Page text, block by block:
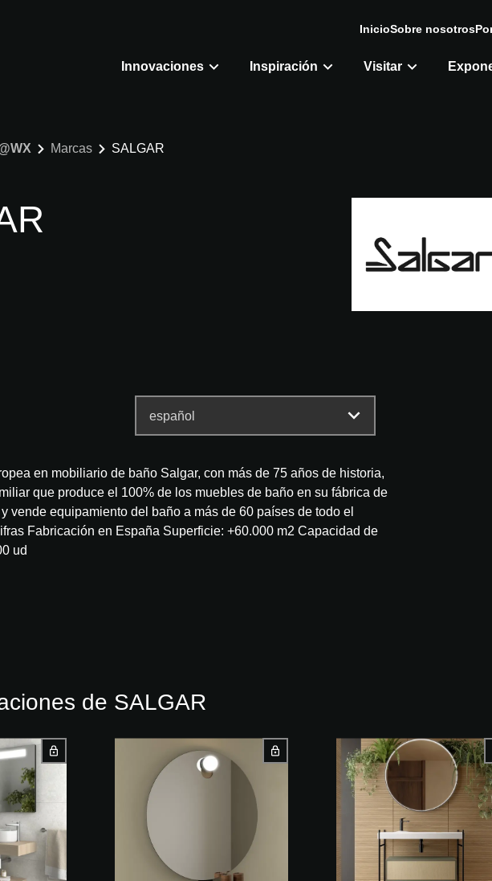
Innovaciones Inspiración Visitar
InicioSobre nosotros
Marcas SALGAR
en mobiliario de baño Salgar, con más de 75 años de historia,
que produce el 100% de los muebles de baño en su fábrica de
vende equipamiento del baño a más de 60 países de todo el
Fabricación en España Superficie: +60.000 m2 Capacidad de
ud
de SALGAR